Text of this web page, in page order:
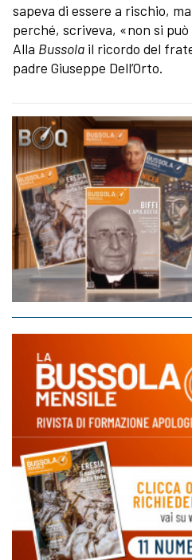
sapeva di essere a rischio,
perché, scriveva, «non si può
Alla Bussola il ricordo del
padre Giuseppe Dell’Orto.